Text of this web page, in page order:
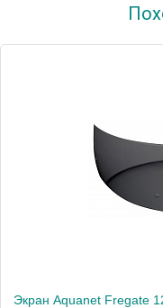
Производитель
Экран Aquanet Fregate